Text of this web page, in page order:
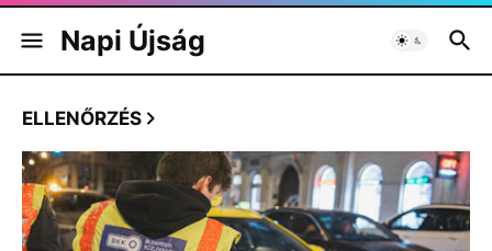
Napi Újság
ELLENŐRZÉS